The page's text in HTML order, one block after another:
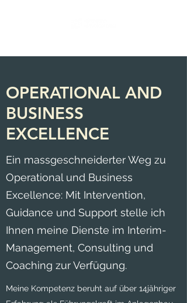
OPERATIONAL AND
BUSINESS
EXCELLENCE
Ein massgeschneiderter Weg zu
Operational und Business
Excellence: Mit Intervention,
Guidance und Support stelle ich
Ihnen meine Dienste im Interim-
Management, Consulting und
Coaching zur Verfügung.
Meine Kompetenz beruht auf über 14jähriger